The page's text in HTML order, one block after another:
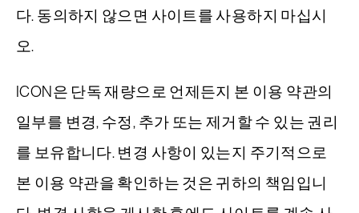
비행 훈련
회사
A5 액서사리
다. 동의하지 않으면 사이트를 사용하지 마십시
오.
ICON은 단독 재량으로 언제든지 본 이용 약관의
일부를 변경, 수정, 추가 또는 제거할 수 있는 권리
를 보유합니다. 변경 사항이 있는지 주기적으로
본 이용 약관을 확인하는 것은 귀하의 책임입니